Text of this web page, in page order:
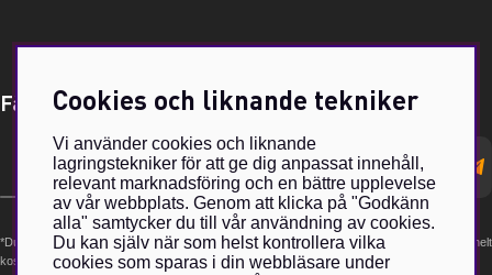
Få Magasin Vildmarken direkt till din e-post!*
postadress
*Du kan även få erbjudanden och nyheter från samarbetspartners. Din prenumeration är helt
kostnadsfri och kan avslutas när som helst.
Cookies och liknande tekniker
Vi använder cookies och liknande
lagringstekniker för att ge dig anpassat innehåll,
relevant marknadsföring och en bättre upplevelse
av vår webbplats. Genom att klicka på "Godkänn
alla" samtycker du till vår användning av cookies.
Du kan själv när som helst kontrollera vilka
cookies som sparas i din webbläsare under